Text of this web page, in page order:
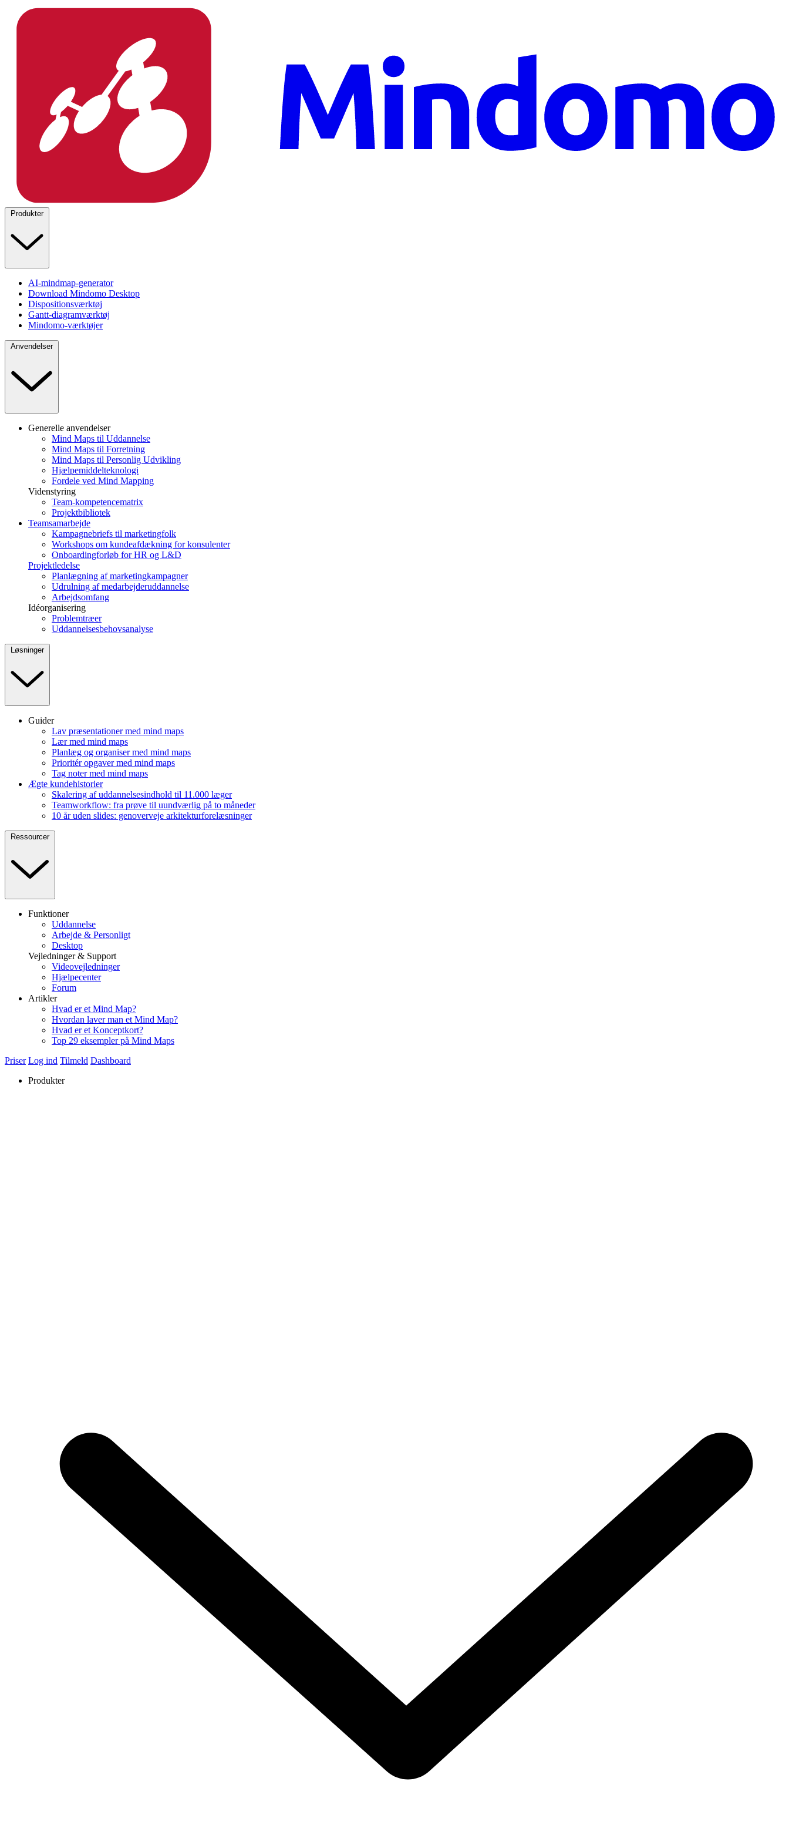
Produkter
AI-mindmap-generator
Download Mindomo Desktop
Dispositionsværktøj
Gantt-diagramværktøj
Mindomo-værktøjer
Anvendelser
Generelle anvendelser
Mind Maps til Uddannelse
Mind Maps til Forretning
Mind Maps til Personlig Udvikling
Hjælpemiddelteknologi
Fordele ved Mind Mapping
Videnstyring
Team-kompetencematrix
Projektbibliotek
Teamsamarbejde
Kampagnebriefs til marketingfolk
Workshops om kundeafdækning for konsulenter
Onboardingforløb for HR og L&D
Projektledelse
Planlægning af marketingkampagner
Udrulning af medarbejderuddannelse
Arbejdsomfang
Idéorganisering
Problemtræer
Uddannelsesbehovsanalyse
Løsninger
Guider
Lav præsentationer med mind maps
Lær med mind maps
Planlæg og organiser med mind maps
Prioritér opgaver med mind maps
Tag noter med mind maps
Ægte kundehistorier
Skalering af uddannelsesindhold til 11.000 læger
Teamworkflow: fra prøve til uundværlig på to måneder
10 år uden slides: genoverveje arkitekturforelæsninger
Ressourcer
Funktioner
Uddannelse
Arbejde & Personligt
Desktop
Vejledninger & Support
Videovejledninger
Hjælpecenter
Forum
Artikler
Hvad er et Mind Map?
Hvordan laver man et Mind Map?
Hvad er et Konceptkort?
Top 29 eksempler på Mind Maps
Priser Log ind Tilmeld Dashboard
Produkter